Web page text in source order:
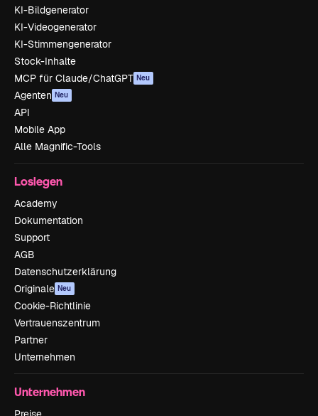
KI-Bildgenerator
KI-Videogenerator
KI-Stimmengenerator
Stock-Inhalte
MCP für Claude/ChatGPT Neu
Agenten Neu
API
Mobile App
Alle Magnific-Tools
Loslegen
Academy
Dokumentation
Support
AGB
Datenschutzerklärung
Originale Neu
Cookie-Richtlinie
Vertrauenszentrum
Partner
Unternehmen
Unternehmen